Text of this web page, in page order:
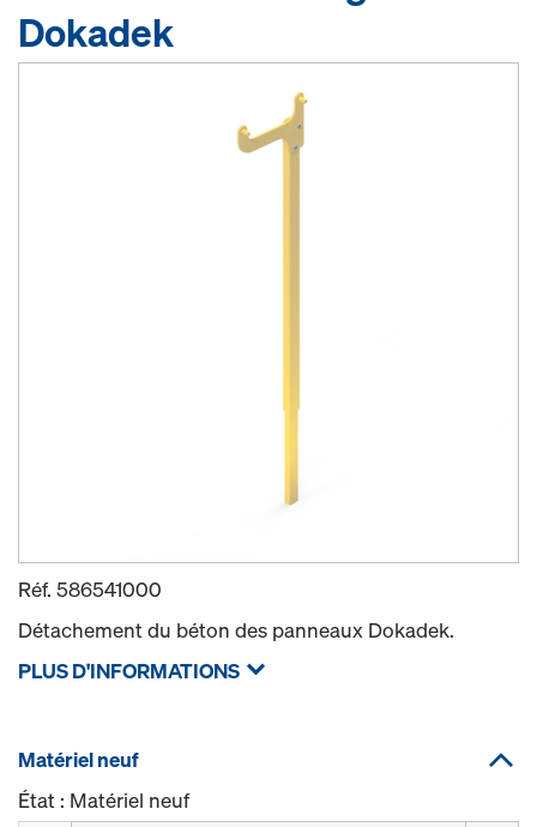
Dokadek
Réf. 586541000
Détachement du béton des panneaux Dokadek.
PLUS D'INFORMATIONS
Matériel neuf
État : Matériel neuf